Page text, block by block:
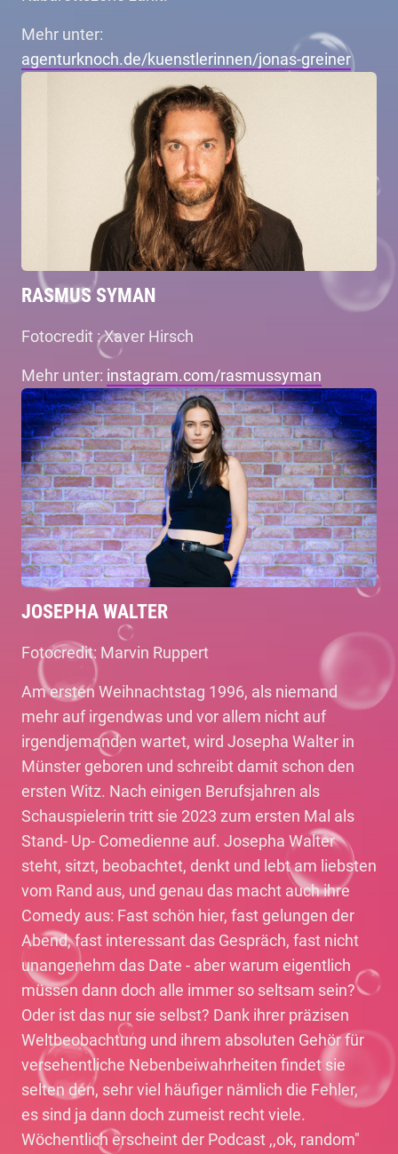
Mehr unter:
agenturknoch.de/kuenstlerinnen/jonas-greiner
RASMUS SYMAN
Fotocredit : Xaver Hirsch
Mehr unter: instagram.com/rasmussyman
JOSEPHA WALTER
Fotocredit: Marvin Ruppert
Am ersten Weihnachtstag 1996, als niemand
mehr auf irgendwas und vor allem nicht auf
irgendjemanden wartet, wird Josepha Walter in
Münster geboren und schreibt damit schon den
ersten Witz. Nach einigen Berufsjahren als
Schauspielerin tritt sie 2023 zum ersten Mal als
Stand- Up- Comedienne auf. Josepha Walter
steht, sitzt, beobachtet, denkt und lebt am liebsten
vom Rand aus, und genau das macht auch ihre
Comedy aus: Fast schön hier, fast gelungen der
Abend, fast interessant das Gespräch, fast nicht
unangenehm das Date - aber warum eigentlich
müssen dann doch alle immer so seltsam sein?
Oder ist das nur sie selbst? Dank ihrer präzisen
Weltbeobachtung und ihrem absoluten Gehör für
versehentliche Nebenbeiwahrheiten findet sie
selten den, sehr viel häufiger nämlich die Fehler,
es sind ja dann doch zumeist recht viele.
Wöchentlich erscheint der Podcast ,,ok, random"